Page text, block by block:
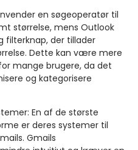
en søgeoperatør til
størrelse, mens Outlook
filterknap, der tillader
Dette kan være mere
mange brugere, da det
og kategorisere
En af de største
er deres systemer til
Gmails